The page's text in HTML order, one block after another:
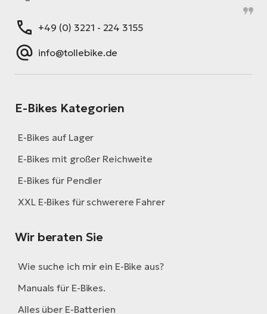
+49 (0) 3221 - 224 3155
info@tollebike.de
E-Bikes Kategorien
E-Bikes auf Lager
E-Bikes mit großer Reichweite
E-Bikes für Pendler
XXL E-Bikes für schwerere Fahrer
Wir beraten Sie
Wie suche ich mir ein E-Bike aus?
Manuals für E-Bikes.
Alles über E-Batterien